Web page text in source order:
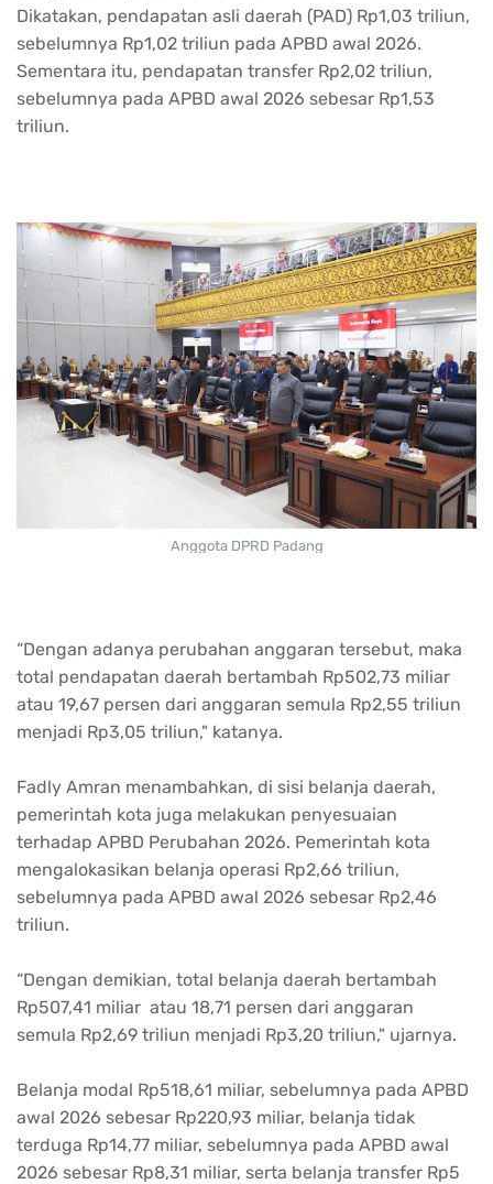
Dikatakan, pendapatan asli daerah (PAD) Rp1,03 triliun,
sebelumnya Rp1,02 triliun pada APBD awal 2026.
Sementara itu, pendapatan transfer Rp2,02 triliun,
sebelumnya pada APBD awal 2026 sebesar Rp1,53
triliun.
Anggota DPRD Padang
“Dengan adanya perubahan anggaran tersebut, maka
total pendapatan daerah bertambah Rp502,73 miliar
atau 19,67 persen dari anggaran semula Rp2,55 triliun
menjadi Rp3,05 triliun," katanya.
Fadly Amran menambahkan, di sisi belanja daerah,
pemerintah kota juga melakukan penyesuaian
terhadap APBD Perubahan 2026. Pemerintah kota
mengalokasikan belanja operasi Rp2,66 triliun,
sebelumnya pada APBD awal 2026 sebesar Rp2,46
triliun.
“Dengan demikian, total belanja daerah bertambah
Rp507,41 miliar atau 18,71 persen dari anggaran
semula Rp2,69 triliun menjadi Rp3,20 triliun," ujarnya.
Belanja modal Rp518,61 miliar, sebelumnya pada APBD
awal 2026 sebesar Rp220,93 miliar, belanja tidak
terduga Rp14,77 miliar, sebelumnya pada APBD awal
2026 sebesar Rp8,31 miliar, serta belanja transfer Rp5